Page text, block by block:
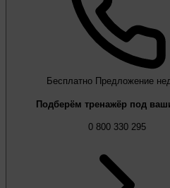
Бесплатно Предложение
Подберём тренажёр под
0 800 330 295